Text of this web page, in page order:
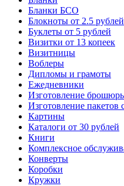
Бланки БСО
Блокноты от 2.5 рублей
Буклеты от 5 рублей
Визитки от 13 копеек
Визитницы
Воблеры
Дипломы и грамоты
Ежедневники
Изготовление
Изготовление пакетов
Картины
Каталоги от 30 рублей
Книги
Комплексное
Конверты
Коробки
Кружки